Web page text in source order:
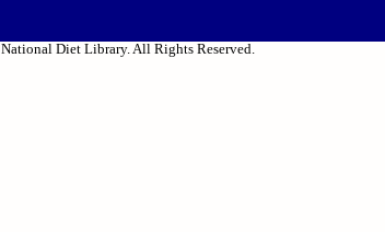
Diet Library. All Rights Reserved.